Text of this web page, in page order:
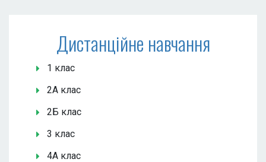
Дистанційне навчання
1 клас
2А клас
2Б клас
3 клас
4А клас